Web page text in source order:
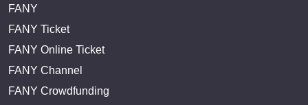
FANY
FANY Ticket
FANY Online Ticket
FANY Channel
FANY Crowdfunding